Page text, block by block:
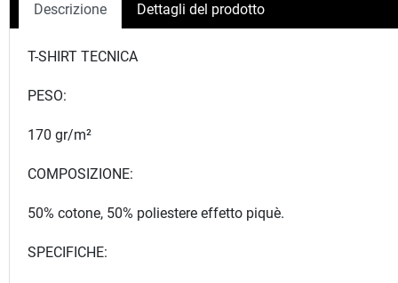
Descrizione Dettagli del prodotto
T-SHIRT TECNICA
PESO:
170 gr/m²
COMPOSIZIONE:
50% cotone, 50% poliestere effetto piquè.
SPECIFICHE: